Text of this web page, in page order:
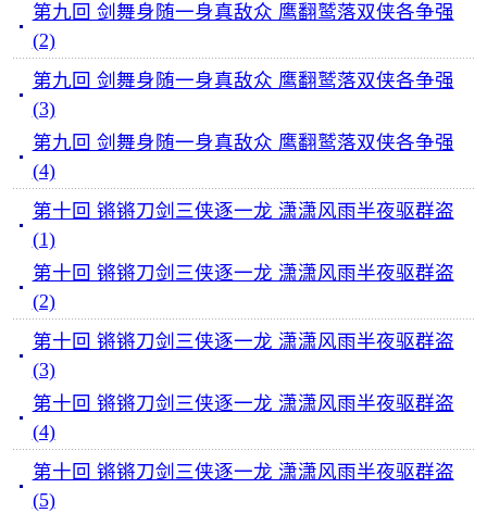
第九回 剑舞身随一身真敌众 鹰翻鹫落双侠各争强
(2)
第九回 剑舞身随一身真敌众 鹰翻鹫落双侠各争强
(3)
第九回 剑舞身随一身真敌众 鹰翻鹫落双侠各争强
(4)
第十回 锵锵刀剑三侠逐一龙 潇潇风雨半夜驱群盗
(1)
第十回 锵锵刀剑三侠逐一龙 潇潇风雨半夜驱群盗
(2)
第十回 锵锵刀剑三侠逐一龙 潇潇风雨半夜驱群盗
(3)
第十回 锵锵刀剑三侠逐一龙 潇潇风雨半夜驱群盗
(4)
第十回 锵锵刀剑三侠逐一龙 潇潇风雨半夜驱群盗
(5)